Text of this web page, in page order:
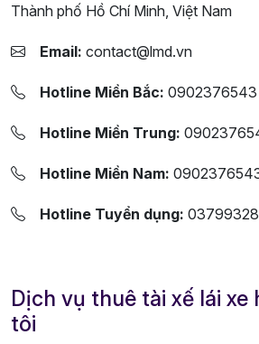
Thành phố Hồ Chí Minh, Việt Nam
Email: contact@lmd.vn
Hotline Miền Bắc: 0902376543
Hotline Miền Trung:
Hotline Miền Nam:
Hotline Tuyển dụng:
Dịch vụ thuê tài xế lái xe
tôi